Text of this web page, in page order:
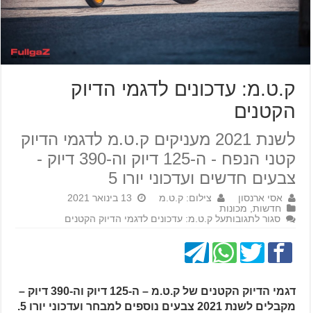
ק.ט.מ: עדכונים לדגמי הדיוק
הקטנים
לשנת 2021 מעניקים ק.ט.מ לדגמי הדיוק
קטני הנפח - ה-125 דיוק וה-390 דיוק -
צבעים חדשים ועדכוני יורו 5
אסי ארנסון צילום: ק.ט.מ
13 בינואר 2021
חדשות מכונות
סגור לתגובותעל ק.ט.מ: עדכונים לדגמי הדיוק הקטנים
דגמי הדיוק הקטנים של ק.ט.מ – ה-125 דיוק וה-390 דיוק –
מקבלים לשנת 2021 צבעים נוספים למבחר ועדכוני יורו 5.